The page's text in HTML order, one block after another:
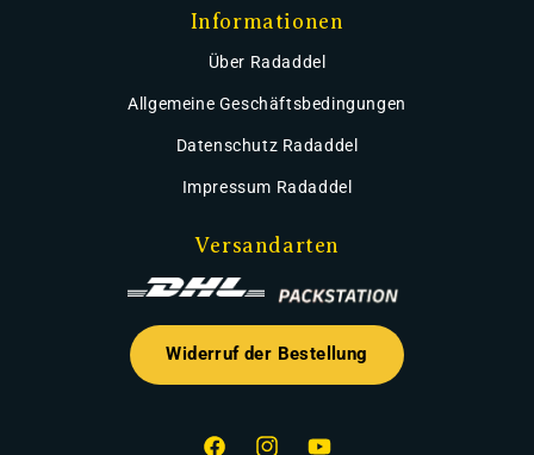
Informationen
Über Radaddel
Allgemeine Geschäftsbedingungen
Datenschutz Radaddel
Impressum Radaddel
Versandarten
Widerruf der Bestellung